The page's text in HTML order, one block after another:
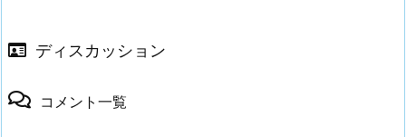
ディスカッション
コメント一覧